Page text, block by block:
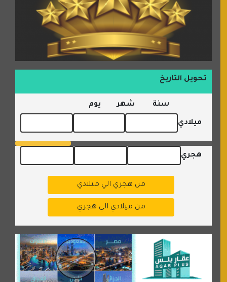
تحويل التاريخ
سنة شهر يوم
ميلادي
هجري
من هجري الي ميلادي
من ميلادي الي هجري